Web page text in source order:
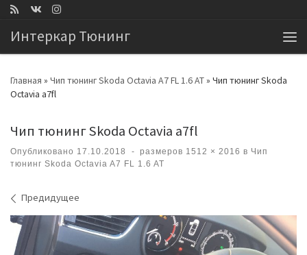
Интеркар Тюнинг
Главная » Чип тюнинг Skoda Octavia A7 FL 1.6 AT» Чип тюнинг Skoda
Octavia a7fl
Чип тюнинг Skoda Octavia a7fl
Опубликовано 17.10.2018 - размеров 1512 × 2016 в Чип
тюнинг Skoda Octavia A7 FL 1.6 AT
Навигация по изображениям
Предидущее